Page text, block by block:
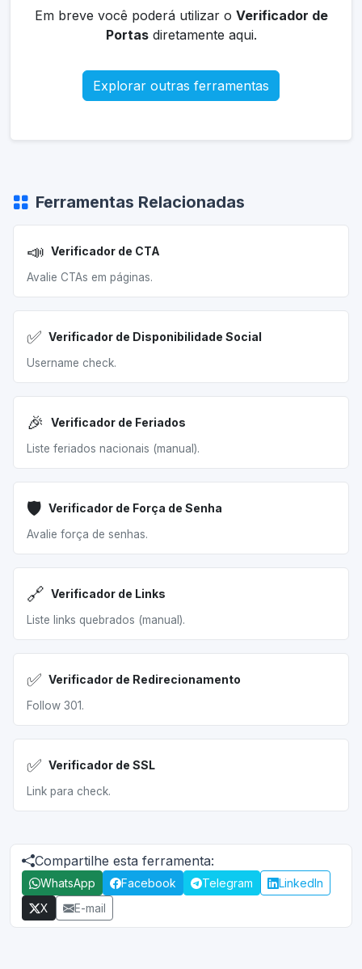
Em breve você poderá utilizar o Verificador de
Portasdiretamente aqui.
Explorar outras ferramentas
Ferramentas Relacionadas
📣 Verificador de CTA
Avalie CTAs em páginas.
✅ Verificador de Disponibilidade Social
Username check.
🎉 Verificador de Feriados
Liste feriados nacionais (manual).
🛡️ Verificador de Força de Senha
Avalie força de senhas.
🔗 Verificador de Links
Liste links quebrados (manual).
✅ Verificador de Redirecionamento
Follow 301.
✅ Verificador de SSL
Link para check.
Compartilhe esta ferramenta:
WhatsApp Facebook Telegram
LinkedIn
X
E-mail